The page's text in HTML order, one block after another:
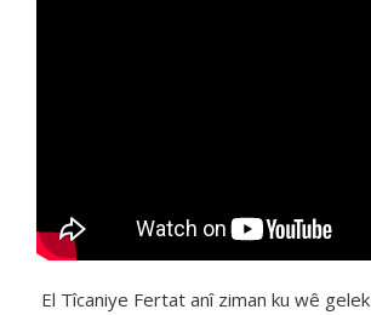
El Tîcaniye Fertat anî ziman ku wê